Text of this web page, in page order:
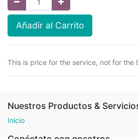
Añadir al Carrito
This is price for the service, not for the
Nuestros Productos &
Inicio